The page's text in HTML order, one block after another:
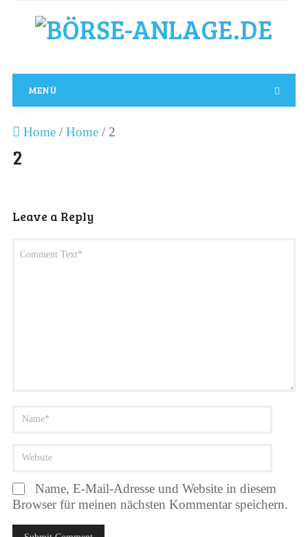
MENÜ
Home/ Home/ 2
2
Leave a Reply
Name, E-Mail-Adresse und Website in diesem
Browser für meinen nächsten Kommentar speichern.